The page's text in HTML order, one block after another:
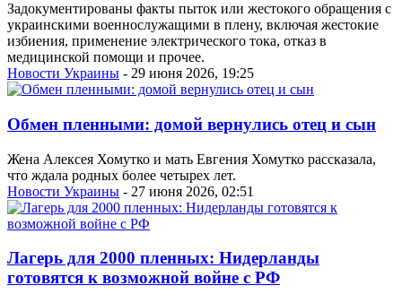
Задокументированы факты пыток или жестокого обращения с
украинскими военнослужащими в плену, включая жестокие
избиения, применение электрического тока, отказ в
медицинской помощи и прочее.
Новости Украины - 29 июня 2026, 19:25
Обмен пленными: домой вернулись отец и сын
Жена Алексея Хомутко и мать Евгения Хомутко рассказала,
что ждала родных более четырех лет.
Новости Украины - 27 июня 2026, 02:51
Лагерь для 2000 пленных: Нидерланды
готовятся к возможной войне с РФ